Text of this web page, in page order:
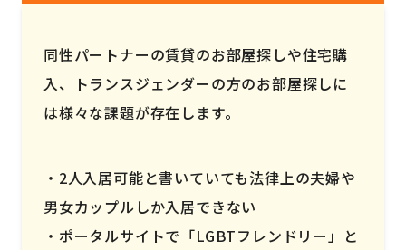
同性パートナーの賃貸のお部屋探しや住宅購
入、トランスジェンダーの方のお部屋探しに
は様々な課題が存在します。
2人入居可能と書いていても法律上の夫婦や
男女カップルしか入居できない
ポータルサイトで「LGBTフレンドリー」と